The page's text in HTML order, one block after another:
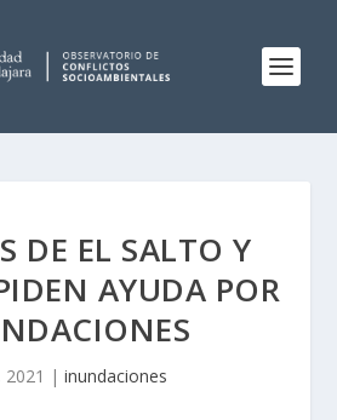
DE EL SALTO Y
AYUDA POR
2021 | inundaciones